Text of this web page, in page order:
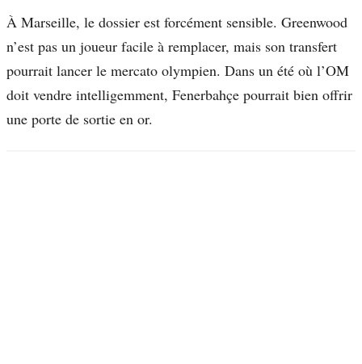
À Marseille, le dossier est forcément sensible. Greenwood
n’est pas un joueur facile à remplacer, mais son transfert
pourrait lancer le mercato olympien. Dans un été où l’OM
doit vendre intelligemment, Fenerbahçe pourrait bien offrir
une porte de sortie en or.